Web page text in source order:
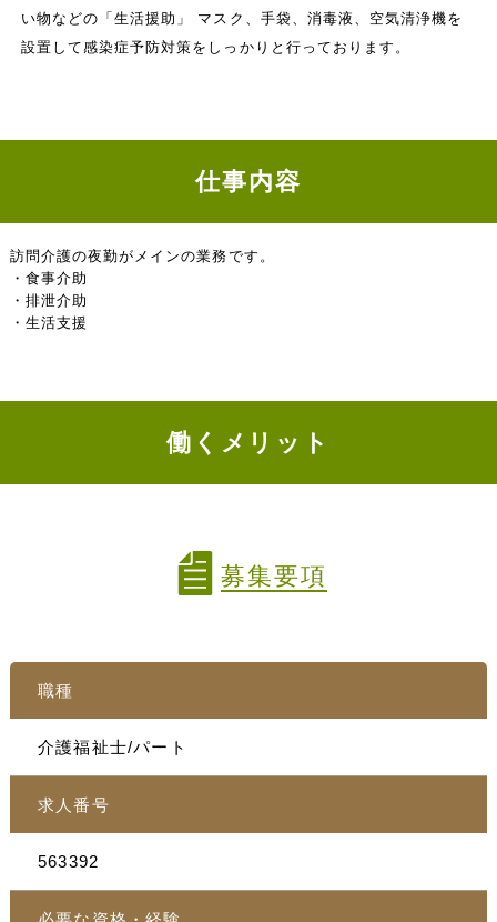
い物などの「生活援助」 マスク、手袋、消毒液、空気清浄機を
設置して感染症予防対策をしっかりと行っております。
仕事内容
訪問介護の夜勤がメインの業務です。
・食事介助
・排泄介助
・生活支援
働くメリット
募集要項
職種
介護福祉士/パート
求人番号
563392